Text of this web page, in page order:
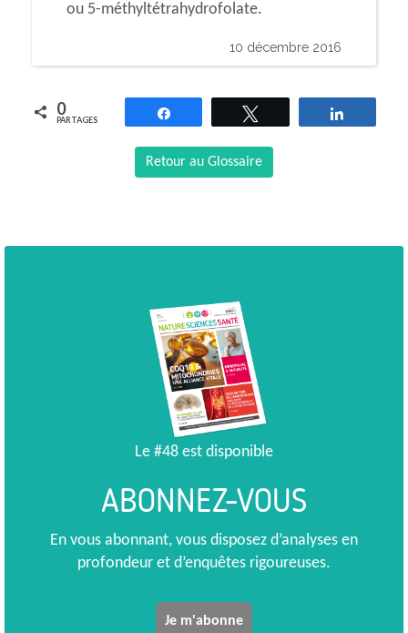
ou 5-méthyltétrahydrofolate.
10 décembre 2016
0
PARTAGES
Retour au Glossaire
Le #48 est disponible
ABONNEZ-VOUS
En vous abonnant, vous disposez d’analyses en
profondeur et d’enquêtes rigoureuses.
Je m'abonne